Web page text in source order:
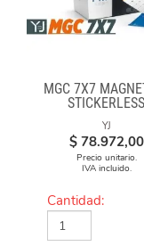
MGC 7X7
STICKERLESS
YJ
$ 78.972,00
Precio unitario.
IVA incluido.
Cantidad: